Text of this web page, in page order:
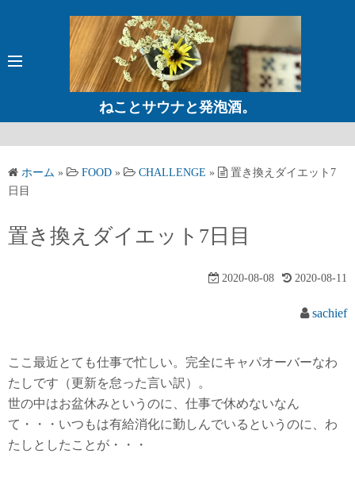
ン
ッ
プ
ねことサウナと発泡酒。
ホーム » FOOD » CHALLENGE »
置き換えダイエット7
日目
置き換えダイエット7日目
2020-08-08 2020-08-11
sachief
ここ最近とても仕事で忙しい。完全にキャパオーバーなわ
たしです（更新を怠った言い訳）。
世の中はお盆休みというのに、仕事で休めないなん
て・・・いつもは有給消化に勤しんでいるというのに、わ
たしとしたことが・・・